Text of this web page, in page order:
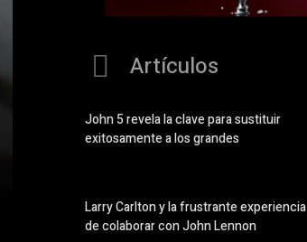
Artículos
John 5 revela la clave para sustituir
exitosamente a los grandes
Larry Carlton y la frustrante experiencia
de colaborar con John Lennon